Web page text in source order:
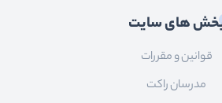
های سایت
قوانین و مقررات
مدرسان راکت